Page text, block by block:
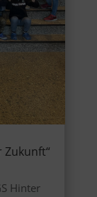
Zukunft“
Hinter